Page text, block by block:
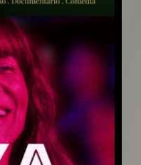
Combo